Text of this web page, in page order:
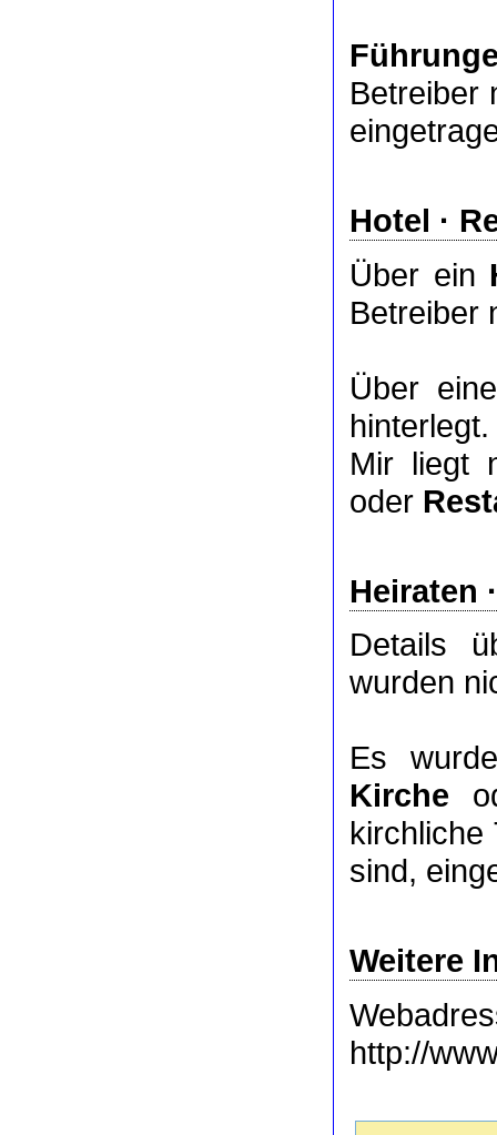
Betreiber
Hotel ·
Über ein
Betreiber
Über
hinterlegt.
Mir liegt
oder
Heiraten
Details
wurden
Es
Kirche
kirchliche
sind,
Weitere
http://